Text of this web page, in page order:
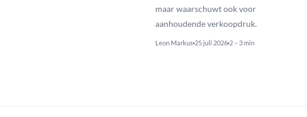
maar waarschuwt ook voor
aanhoudende verkoopdruk.
Leon Markus 25 juli 2026 2 – 3 min